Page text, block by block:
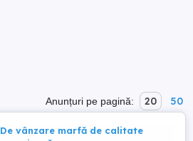
Anunțuri pe pagină: 20 50
De vânzare marfă de calitate